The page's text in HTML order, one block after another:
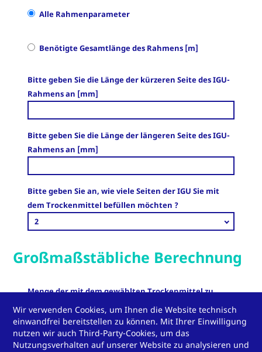
Alle Rahmenparameter
Benötigte Gesamtlänge des Rahmens [m]
Bitte geben Sie die Länge der kürzeren Seite des IGU-
Rahmens an [mm]
Bitte geben Sie die Länge der längeren Seite des IGU-
Rahmens an [mm]
Bitte geben Sie an, wie viele Seiten der IGU Sie mit
dem Trockenmittel befüllen möchten ?
2
Großmaßstäbliche Berechnung
Menge der mit dem gewählten Trockenmittel zu
füllenden laufenden Meter [m]
Wir verwenden Cookies, um Ihnen die Website technisch
einwandfrei bereitstellen zu können. Mit Ihrer Einwilligung
nutzen wir auch Third-Party-Cookies, um das
Nutzungsverhalten auf unserer Website zu analysieren und